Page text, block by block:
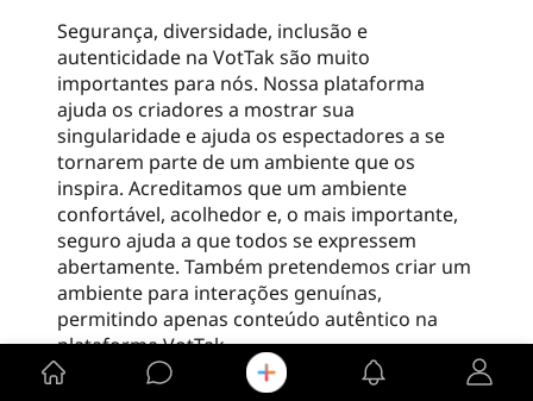
Segurança, diversidade, inclusão e
autenticidade na VotTak são muito
importantes para nós. Nossa plataforma
ajuda os criadores a mostrar sua
singularidade e ajuda os espectadores a se
tornarem parte de um ambiente que os
inspira. Acreditamos que um ambiente
confortável, acolhedor e, o mais importante,
seguro ajuda a que todos se expressem
abertamente. Também pretendemos criar um
ambiente para interações genuínas,
permitindo apenas conteúdo autêntico na
plataforma VotTak.
Nossas Diretrizes da comunidade se aplicam a